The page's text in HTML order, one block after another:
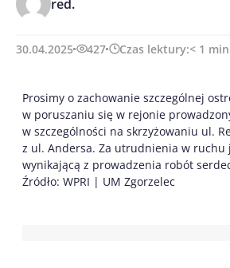
red.
30.04.2025 427 Czas lektury:< 1 min
Prosimy o zachowanie szczególnej
w poruszaniu się w rejonie
w szczególności na skrzyżowaniu ul.
z ul. Andersa. Za utrudnienia w ruchu
wynikającą z prowadzenia robót
Źródło: WPRI | UM Zgorzelec